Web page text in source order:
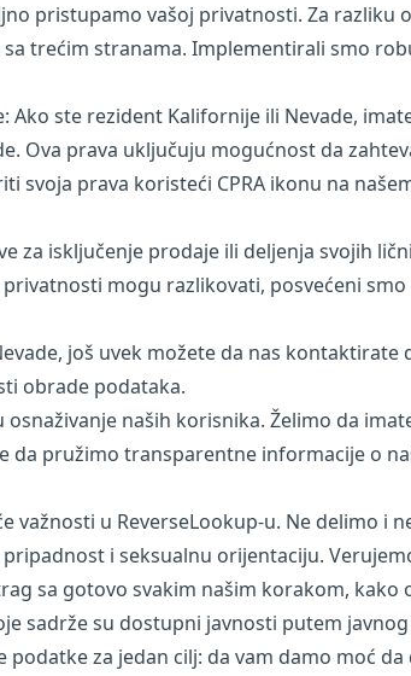
pristupamo vašoj privatnosti. Za
trećim stranama. Implementirali smo
ste rezident Kalifornije ili Nevade,
Ova prava uključuju mogućnost da
svoja prava koristeći CPRA ikonu na
za isključenje prodaje ili deljenja svojih
mogu razlikovati, posvećeni
još uvek možete da nas
obrade podataka.
naših korisnika. Želimo da
pružimo transparentne informacije o
važnosti u ReverseLookup-u. Ne delimo
i seksualnu orijentaciju.
sa gotovo svakim našim korakom,
sadrže su dostupni javnosti putem
za jedan cilj: da vam damo moć